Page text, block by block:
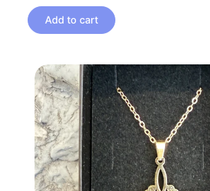
Add to cart